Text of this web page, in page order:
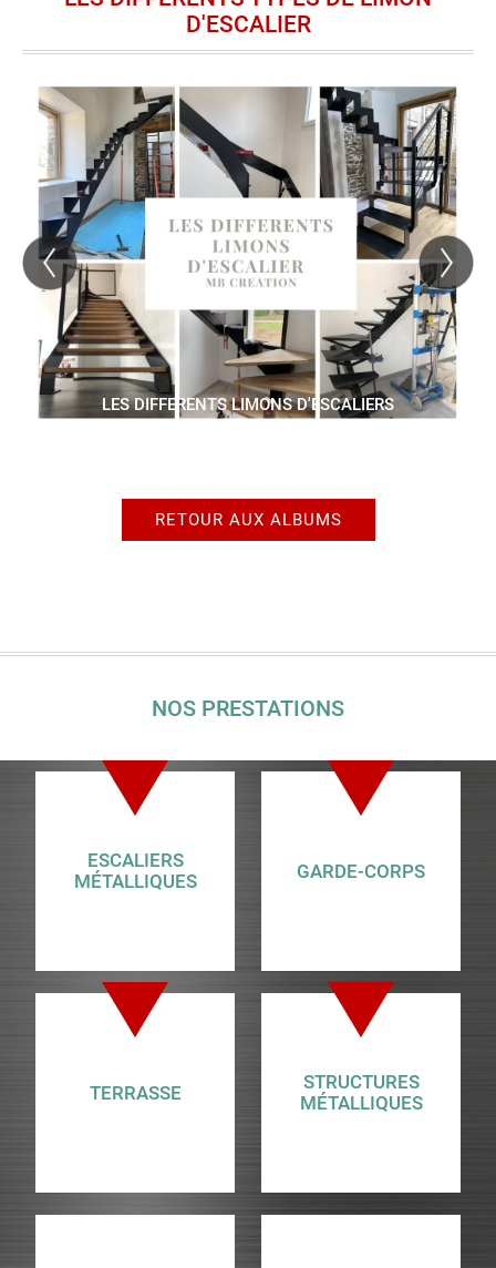
D'ESCALIER
LES DIFFERENTS LIMONS D'ESCALIERS
RETOUR AUX ALBUMS
NOS PRESTATIONS
ESCALIERS
MÉTALLIQUES
GARDE-CORPS
TERRASSE
STRUCTURES
MÉTALLIQUES